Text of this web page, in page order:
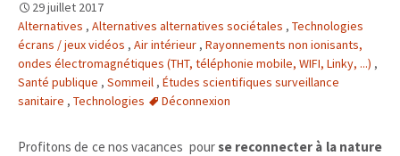
29 juillet 2017
Alternatives , Alternatives alternatives sociétales , Technologies
écrans / jeux vidéos , Air intérieur , Rayonnements non ionisants,
ondes électromagnétiques (THT, téléphonie mobile, WIFI, Linky, ...) ,
Santé publique , Sommeil , Études scientifiques surveillance
sanitaire , Technologies Déconnexion
Profitons de ce nos vacances pourse reconnecter à la nature